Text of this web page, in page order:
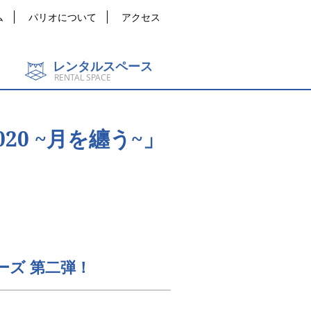
パリオについて アクセス
レンタルスペース
RENTAL SPACE
~月を纏う~」
第二弾！